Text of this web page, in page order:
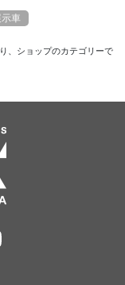
示車
、ショップのカテゴリーで